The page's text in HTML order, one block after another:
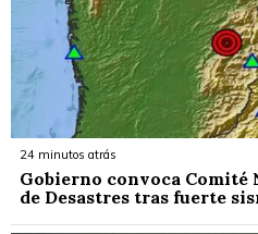
24 minutos atrás
Gobierno convoca Comité
de Desastres tras fuerte